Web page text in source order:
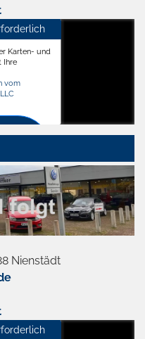
Karten- und
Ihre
vom
Nienstädt